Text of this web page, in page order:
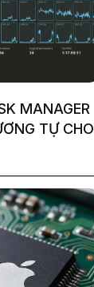
MANAGER
TỰ CHO